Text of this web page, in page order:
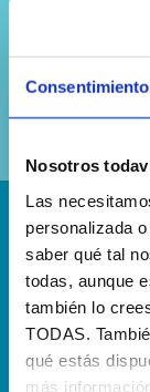
Consentimiento
Nosotros
Las
personalizada
saber qué tal
todas, aunque
también lo
TODAS.
qué estás
más
privacidad
(+34)